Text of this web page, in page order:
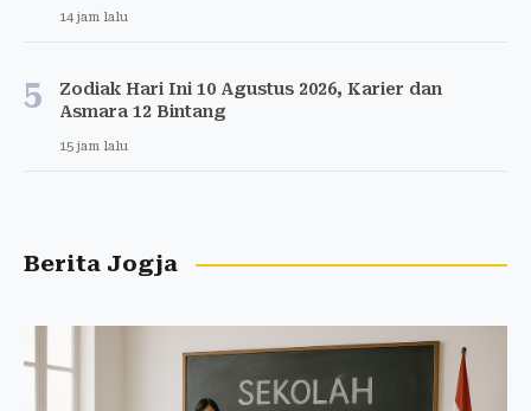
14 jam lalu
5
Zodiak Hari Ini 10 Agustus 2026, Karier dan
Asmara 12 Bintang
15 jam lalu
Berita Jogja